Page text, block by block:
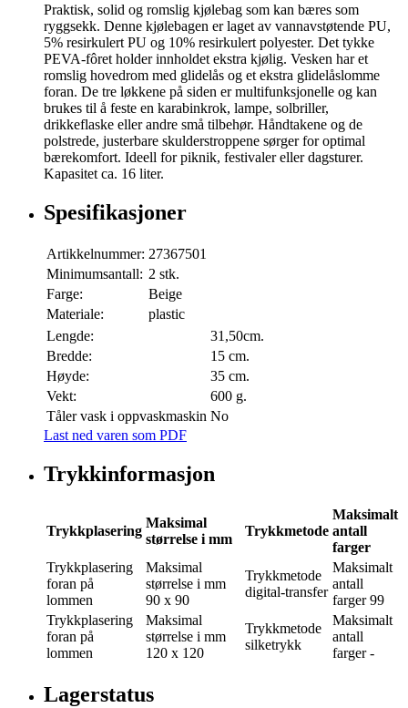
Praktisk, solid og romslig kjølebag som kan bæres som
ryggsekk. Denne kjølebagen er laget av vannavstøtende PU,
5% resirkulert PU og 10% resirkulert polyester. Det tykke
PEVA-fôret holder innholdet ekstra kjølig. Vesken har et
romslig hovedrom med glidelås og et ekstra glidelåslomme
foran. De tre løkkene på siden er multifunksjonelle og kan
brukes til å feste en karabinkrok, lampe, solbriller,
drikkeflaske eller andre små tilbehør. Håndtakene og de
polstrede, justerbare skulderstroppene sørger for optimal
bærekomfort. Ideell for piknik, festivaler eller dagsturer.
Kapasitet ca. 16 liter.
Spesifikasjoner
Artikkelnummer: 27367501
Minimumsantall: 2 stk.
Farge:
Beige
Materiale:
plastic
Lengde:
31,50cm.
Bredde:
15 cm.
Høyde:
35 cm.
Vekt:
600 g.
Tåler vask i oppvaskmaskin No
Last ned varen som PDF
Trykkinformasjon
Trykkplasering
Maksimal
størrelse i mm
Trykkmetode
Maksimalt
antall
farger
Trykkplasering
foran på
lommen
Maksimal
størrelse i mm
90 x 90
Trykkmetode
digital-transfer
Maksimalt
antall
farger 99
Trykkplasering
foran på
lommen
Maksimal
størrelse i mm
120 x 120
Trykkmetode
silketrykk
Maksimalt
antall
farger -
Lagerstatus